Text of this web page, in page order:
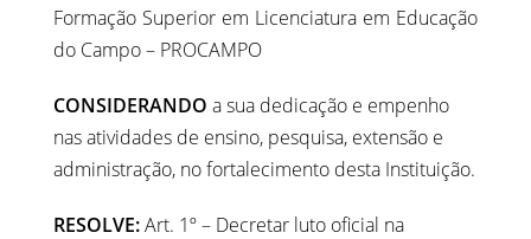
Formação Superior em Licenciatura em Educação
do Campo – PROCAMPO
CONSIDERANDO a sua dedicação e empenho
nas atividades de ensino, pesquisa, extensão e
administração, no fortalecimento desta Instituição.
RESOLVE:Art. 1º – Decretar luto oficial na